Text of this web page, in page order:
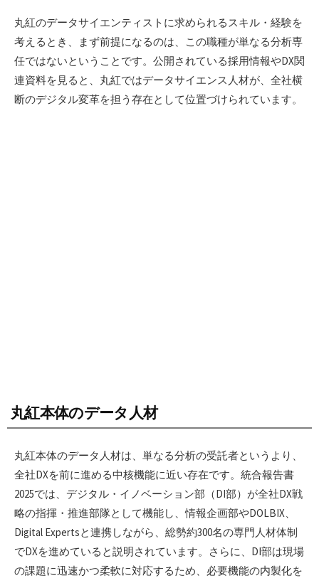
丸紅のデータサイエンティストに求められるスキル・経験を
考えるとき、まず前提になるのは、この職種が単なる分析専
任ではないということです。公開されている採用情報やDX関
連資料を見ると、丸紅ではデータサイエンス人材が、全社横
断のデジタル変革を担う存在として位置づけられています。
丸紅本体のデータ人材
丸紅本体のデータ人材は、単なる分析の受託者というより、
全社DXを前に進める中核機能に近い存在です。統合報告書
2025では、デジタル・イノベーション部（DI部）が全社DX戦
略の指揮・推進部隊として機能し、情報企画部やDOLBIX、
Digital Expertsと連携しながら、総勢約300名の専門人材体制
でDXを進めていると説明されています。さらに、DI部は現場
の課題に迅速かつ柔軟に対応するため、必要機能の内製化を